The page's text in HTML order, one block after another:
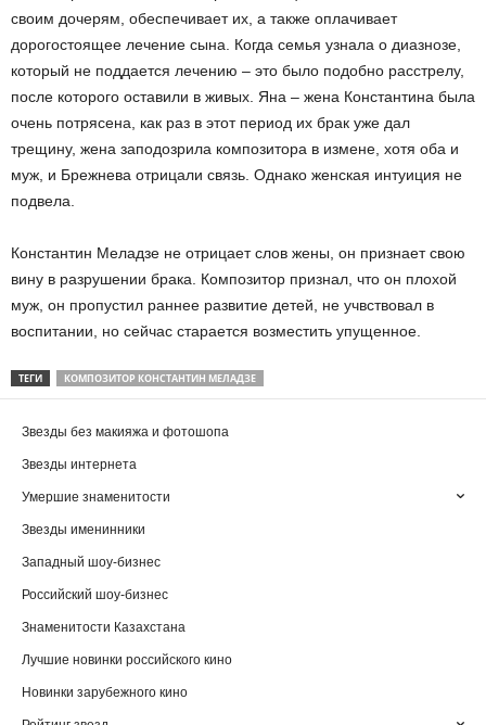
своим дочерям, обеспечивает их, а также оплачивает
дорогостоящее лечение сына. Когда семья узнала о диазнозе,
который не поддается лечению – это было подобно расстрелу,
после которого оставили в живых. Яна – жена Константина была
очень потрясена, как раз в этот период их брак уже дал
трещину, жена заподозрила композитора в измене, хотя оба и
муж, и Брежнева отрицали связь. Однако женская интуиция не
подвела.
Константин Меладзе не отрицает слов жены, он признает свою
вину в разрушении брака. Композитор признал, что он плохой
муж, он пропустил раннее развитие детей, не учвствовал в
воспитании, но сейчас старается возместить упущенное.
ТЕГИ КОМПОЗИТОР КОНСТАНТИН МЕЛАДЗЕ
Звезды без макияжа и фотошопа
Звезды интернета
Умершие знаменитости
Звезды именинники
Западный шоу-бизнес
Российский шоу-бизнес
Знаменитости Казахстана
Лучшие новинки российского кино
Новинки зарубежного кино